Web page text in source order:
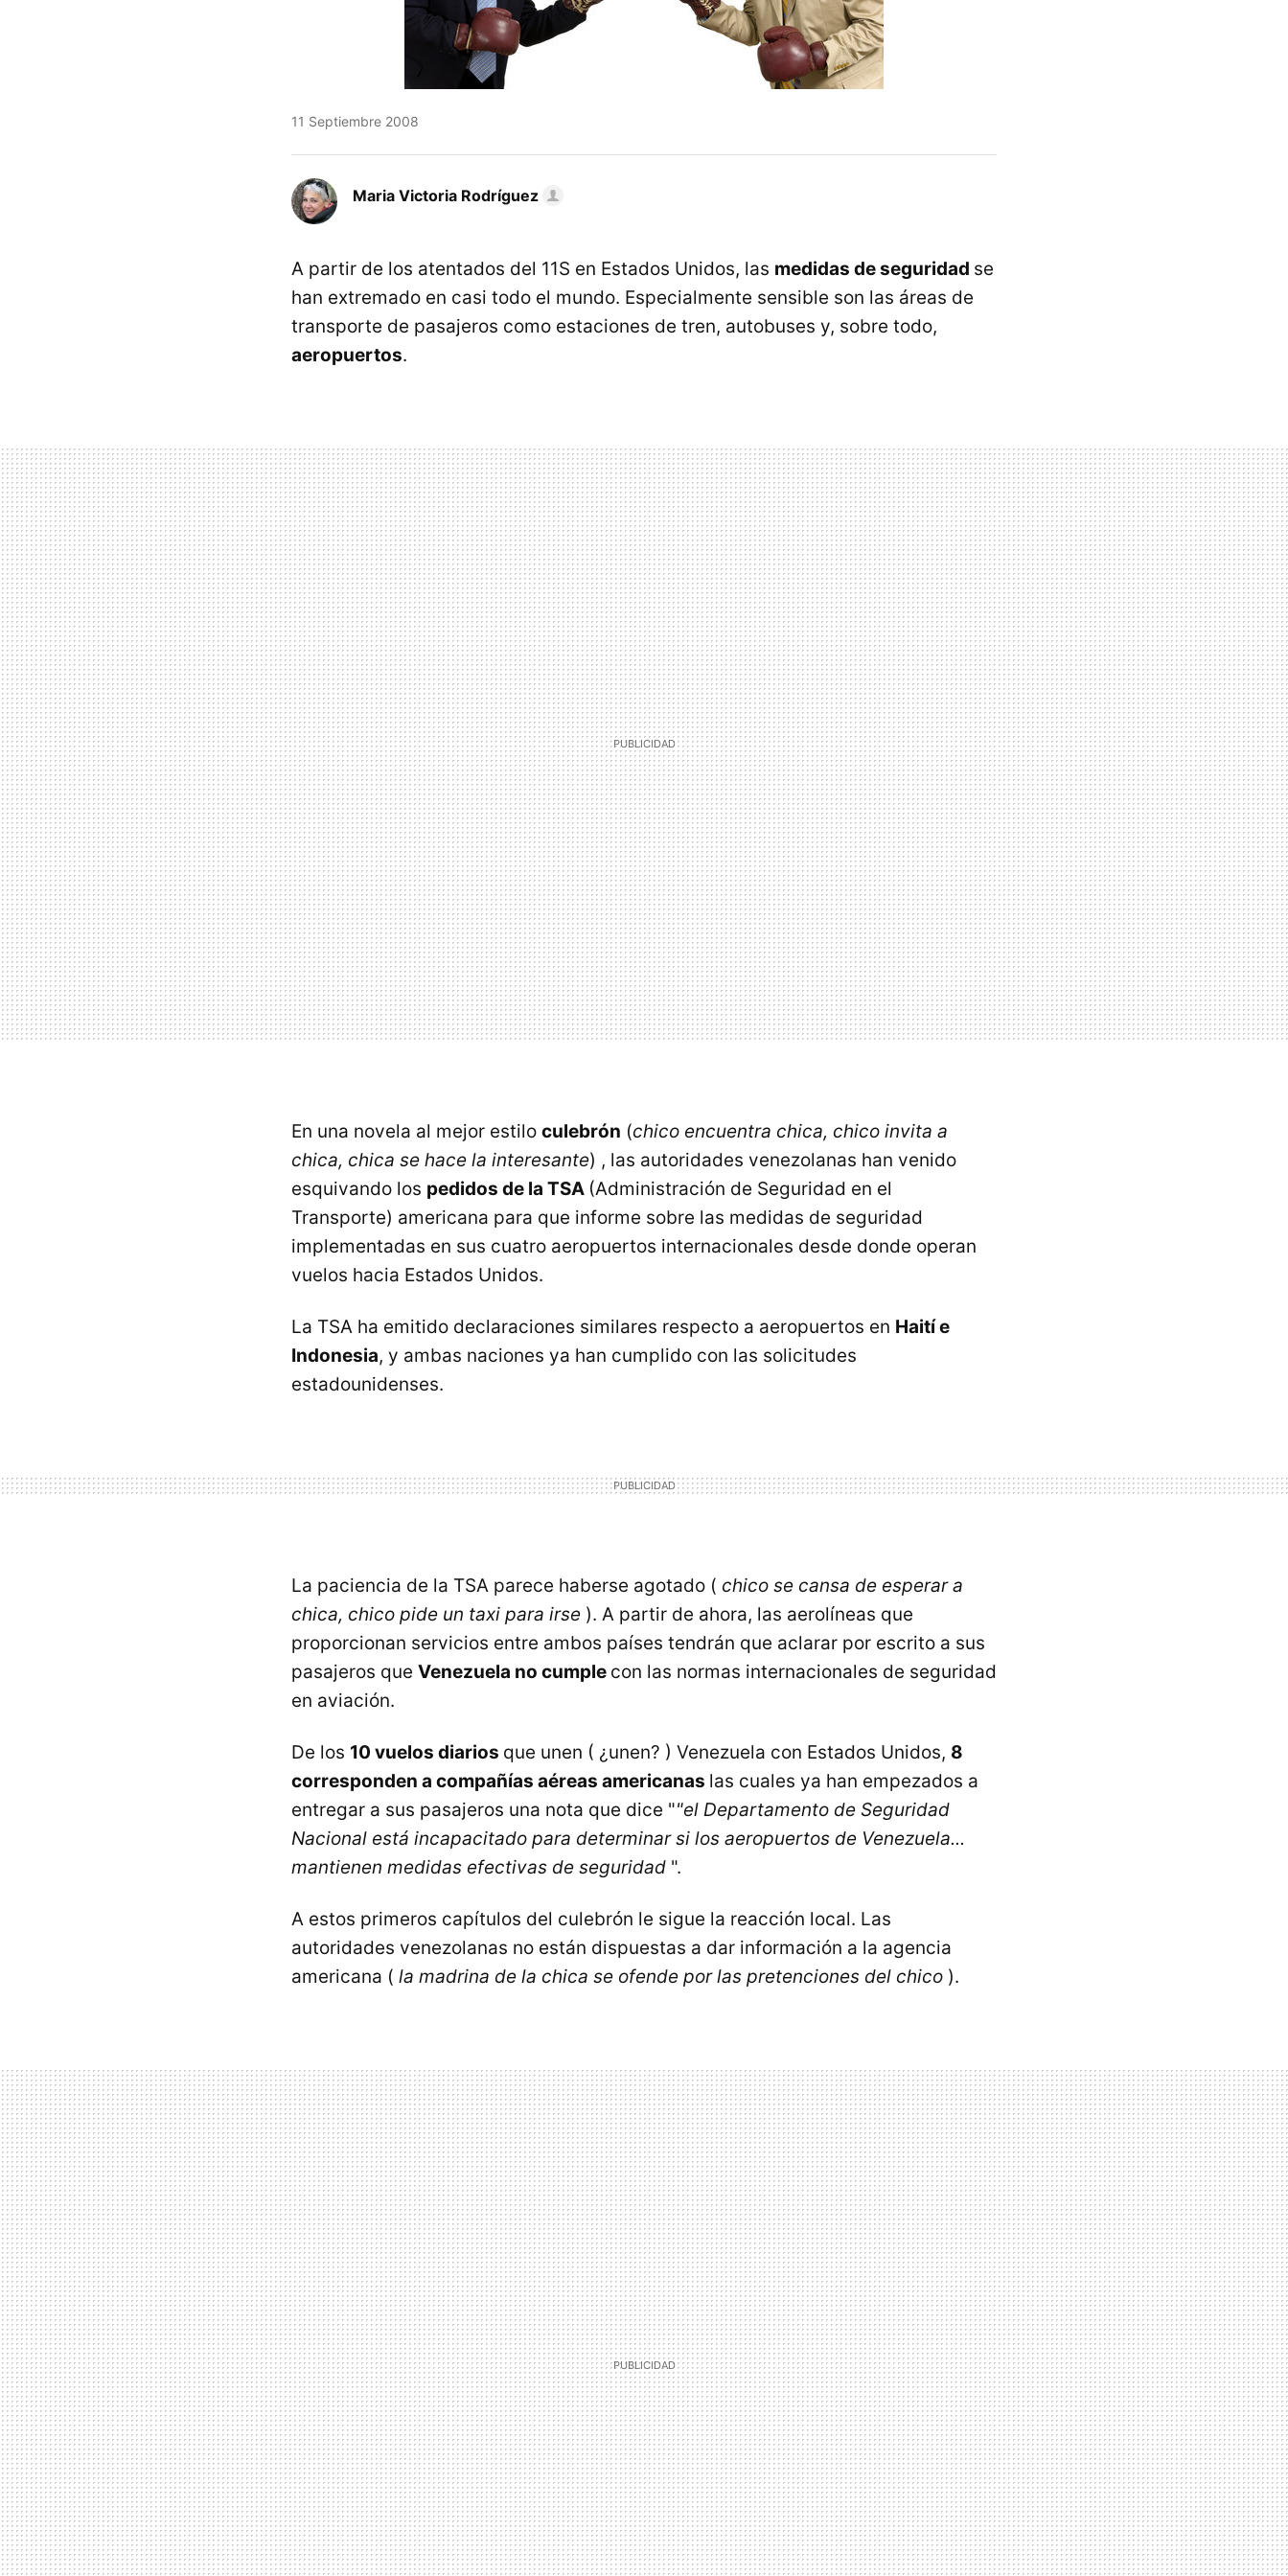
11 Septiembre 2008
Maria Victoria Rodríguez
A partir de los atentados del 11S en Estados Unidos, las medidas de seguridad se
han extremado en casi todo el mundo. Especialmente sensible son las áreas de
transporte de pasajeros como estaciones de tren, autobuses y, sobre todo,
aeropuertos.
En una novela al mejor estilo culebrón (chico encuentra chica, chico invita a
chica, chica se hace la interesante) , las autoridades venezolanas han venido
esquivando los pedidos de la TSA (Administración de Seguridad en el
Transporte) americana para que informe sobre las medidas de seguridad
implementadas en sus cuatro aeropuertos internacionales desde donde operan
vuelos hacia Estados Unidos.
La TSA ha emitido declaraciones similares respecto a aeropuertos en Haití e
Indonesia, y ambas naciones ya han cumplido con las solicitudes
estadounidenses.
La paciencia de la TSA parece haberse agotado ( chico se cansa de esperar a
chica, chico pide un taxi para irse ). A partir de ahora, las aerolíneas que
proporcionan servicios entre ambos países tendrán que aclarar por escrito a sus
pasajeros que Venezuela no cumple con las normas internacionales de seguridad
en aviación.
De los 10 vuelos diarios que unen ( ¿unen? ) Venezuela con Estados Unidos, 8
corresponden a compañías aéreas americanas las cuales ya han empezados a
entregar a sus pasajeros una nota que dice ""el Departamento de Seguridad
Nacional está incapacitado para determinar si los aeropuertos de Venezuela...
mantienen medidas efectivas de seguridad ".
A estos primeros capítulos del culebrón le sigue la reacción local. Las
autoridades venezolanas no están dispuestas a dar información a la agencia
americana ( la madrina de la chica se ofende por las pretenciones del chico ).